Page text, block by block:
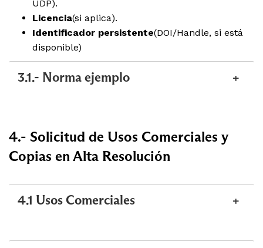
UDP).
Licencia(si aplica).
Identificador persistente(DOI/Handle, si está
disponible)
3.1.- Norma ejemplo
4.- Solicitud de Usos Comerciales y
Copias en Alta Resolución
4.1 Usos Comerciales